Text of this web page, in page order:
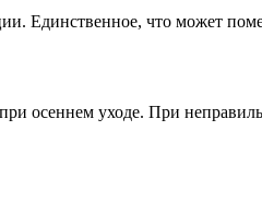
Единственное, что может
осеннем уходе. При